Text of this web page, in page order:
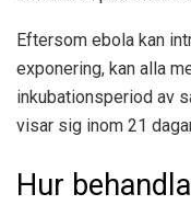
Eftersom ebola kan
exponering, kan alla
inkubationsperiod av
visar sig inom 21
Hur